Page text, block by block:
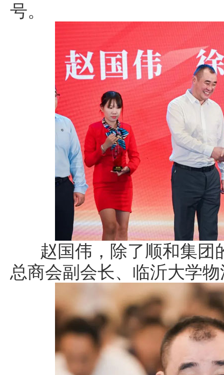
号。
赵国伟，除了顺和集团
总商会副会长、临沂大学